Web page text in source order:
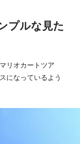
プルな見た
リオカートツア
になっているよう